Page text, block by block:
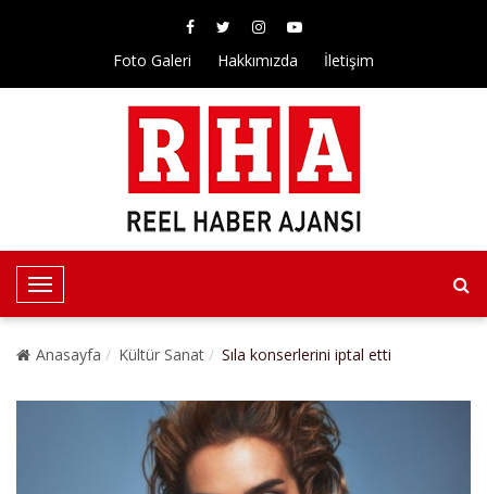
Foto Galeri Hakkımızda İletişim
T
o
g
Anasayfa Kültür Sanat Sıla konserlerini iptal etti